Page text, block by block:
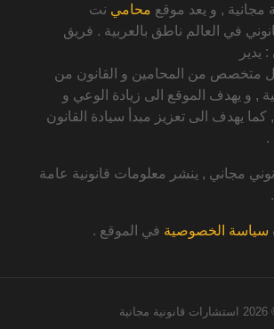
مجانية , و يعد موقع محامي نت
في العالم ناطق بالعربية . فريق
يدير
متخصص من المحامين و القانون من
, و يهدف الموقع الى زيادة الوعي و
, كما يهدف الى تعزيز مبدأ سيادة القانون
.
مجاني , ينشر معلومات قانونية عامة
سياسة الخصوصية في الموقع .
© استشارات قانونية مجانية